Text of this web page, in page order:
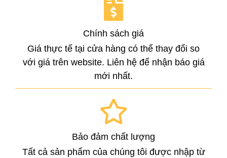
Chính sách giá
Giá thực tế tại cửa hàng có thể thay đổi so
với giá trên website. Liên hệ để nhận báo giá
mới nhất.
Bảo đảm chất lượng
Tất cả sản phẩm của chúng tôi được nhập từ